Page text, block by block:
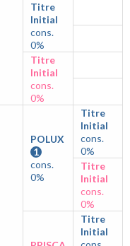
Titre
Initial
cons.
0%
Titre
Initial
cons.
0%
POLUX
1
cons.
0%
Titre
Initial
cons.
0%
Titre
Initial
cons.
0%
Titre
Initial